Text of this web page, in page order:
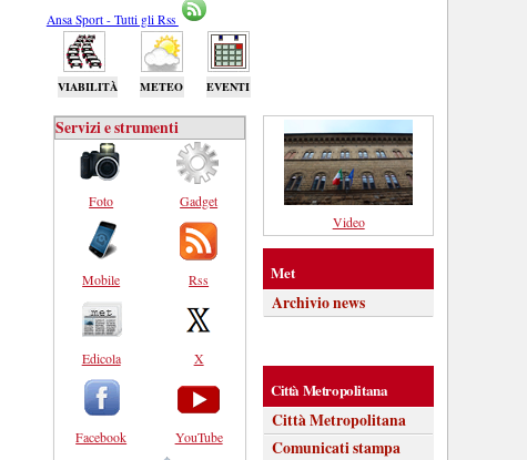
Ansa Sport - Tutti gli Rss
VIABILITÀ METEO EVENTI
Servizi e strumenti
Foto
Mobile
Edicola
Facebook
Gadget
Rss
X
YouTube
Video
Met
Archivio news
Città Metropolitana
Città Metropolitana
Comunicati stampa